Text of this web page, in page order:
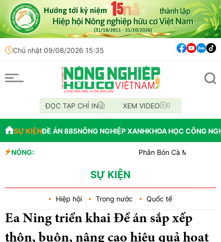
Chủ nhật 09/08/2026 15:35
ĐỌC TẠP CHÍ IN XEM VIDEO
SỰ KIỆNĐỀ ÁN 885NÔNG NGHIỆP XANHKHOA HỌC CÔNG
NÓNG:
Phân Bón Cà Mau đồng hành
Mùa xanh trên cánh đồng Mường
SỰ KIỆN
Hiệp hội Trong nước Quốc tế
Ea Ning triển khai Đề án sắp xếp
thôn, buôn, nâng cao hiệu quả hoạt